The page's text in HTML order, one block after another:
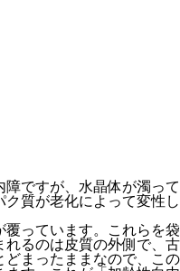
ですが、水晶体が濁っ
質が老化によって変性
っています。これらを
るのは皮質の外側で、
まったままなので、こ